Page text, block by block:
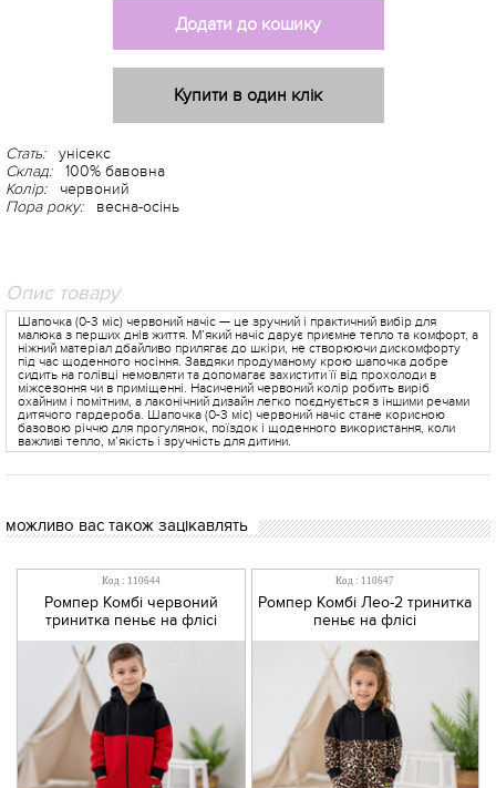
Додати до кошику
Купити в один клік
Стать: унісекс
Склад: 100% бавовна
Колір: червоний
Пора року: весна-осінь
Опис товару
Шапочка (0-3 міс) червоний начіс — це зручний і практичний вибір для
малюка з перших днів життя. М’який начіс дарує приємне тепло та комфорт, а
ніжний матеріал дбайливо прилягає до шкіри, не створюючи дискомфорту
під час щоденного носіння. Завдяки продуманому крою шапочка добре
сидить на голівці немовляти та допомагає захистити її від прохолоди в
міжсезоння чи в приміщенні. Насичений червоний колір робить виріб
охайним і помітним, а лаконічний дизайн легко поєднується з іншими речами
дитячого гардероба. Шапочка (0-3 міс) червоний начіс стане корисною
базовою річчю для прогулянок, поїздок і щоденного використання, коли
важливі тепло, м’якість і зручність для дитини.
можливо вас також зацікавлять
Код : 110644
Ромпер Комбі червоний
тринитка пеньє на флісі
Код : 110647
Ромпер Комбі Лео-2 тринитка
пеньє на флісі